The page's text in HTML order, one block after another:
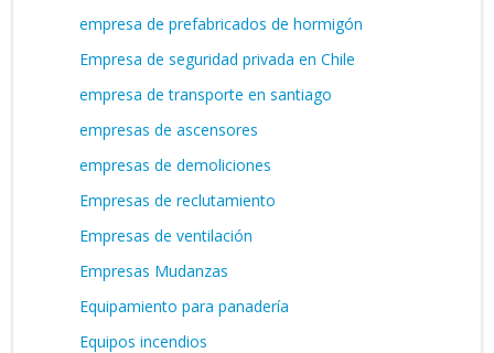
empresa de prefabricados de hormigón
Empresa de seguridad privada en Chile
empresa de transporte en santiago
empresas de ascensores
empresas de demoliciones
Empresas de reclutamiento
Empresas de ventilación
Empresas Mudanzas
Equipamiento para panadería
Equipos incendios